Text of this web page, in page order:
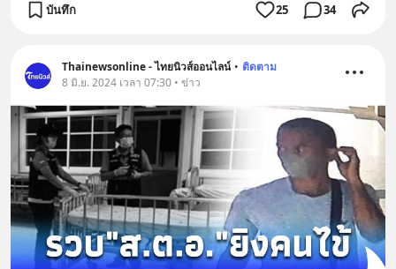
บันทึก 25 34
Thainewsonline - ไทยนิวส์ออนไลน์ • ติดตาม
8 มิ.ย. 2024 เวลา 07:30 • ข่าว